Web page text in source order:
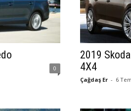
T
0
2019
4X4
Çağdaş Er - 6